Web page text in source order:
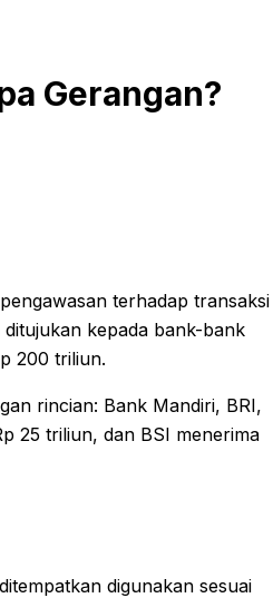
Gerangan?
terhadap transaksi
kepada bank-bank
200 triliun.
rincian: Bank Mandiri, BRI,
25 triliun, dan BSI menerima
digunakan sesuai